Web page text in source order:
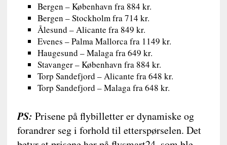
Bergen – København fra 884 kr.
Bergen – Stockholm fra 714 kr.
Ålesund – Alicante fra 849 kr.
Evenes – Palma Mallorca fra 1149 kr.
Haugesund – Malaga fra 649 kr.
Stavanger – København fra 884 kr.
Torp Sandefjord – Alicante fra 648 kr.
Torp Sandefjord – Malaga fra 648 kr.
PS: Prisene på flybilletter er dynamiske og
forandrer seg i forhold til etterspørselen. Det